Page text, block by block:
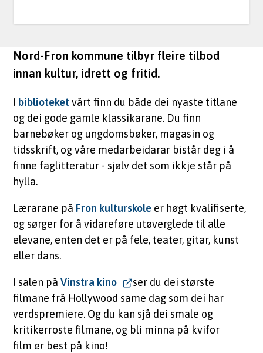
Nord-Fron kommune tilbyr fleire tilbod
innan kultur, idrett og fritid.
I biblioteketvårt finn du både dei nyaste titlane
og dei gode gamle klassikarane. Du finn
barnebøker og ungdomsbøker, magasin og
tidsskrift, og våre medarbeidarar bistår deg i å
finne faglitteratur - sjølv det som ikkje står på
hylla.
Lærarane på Fron kulturskole er høgt kvalifiserte,
og sørger for å vidareføre utøverglede til alle
elevane, enten det er på fele, teater, gitar, kunst
eller dans.
I salen påVinstra kino
ser du dei største
filmane frå Hollywood same dag som dei har
verdspremiere. Og du kan sjå dei smale og
kritikerroste filmane, og bli minna på kvifor
film er best på kino!